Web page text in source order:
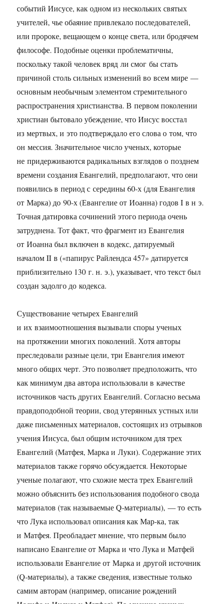
событий Иисусе, как одном из нескольких святых
учителей, чье обаяние привлекало последователей,
или пророке, вещающем о конце света, или бродячем
философе. Подобные оценки проблематичны,
поскольку такой человек вряд ли смог бы стать
причиной столь сильных изменений во всем мире —
основным необычным элементом стремительного
распространения христианства. В первом поколении
христиан бытовало убеждение, что Иисус восстал
из мертвых, и это подтверждало его слова о том, что
он мессия. Значительное число ученых, которые
не придерживаются радикальных взглядов о позднем
времени создания Евангелий, предполагают, что они
появились в период с середины60-х(для Евангелия
от Марка) до90-х(Евангелие от Иоанна) годов I в н э.
Точная датировка сочинений этого периода очень
затруднена. Тот факт, что фрагмент из Евангелия
от Иоанна был включен в кодекс, датируемый
началом II в («папирус Райлендса 457» датируется
приблизительно 130 г. н. э.), указывает, что текст был
создан задолго до кодекса.
Существование четырех Евангелий
и их взаимоотношения вызывали споры ученых
на протяжении многих поколений. Хотя авторы
преследовали разные цели, три Евангелия имеют
много общих черт. Это позволяет предположить, что
как минимум два автора использовали в качестве
источников часть других Евангелий. Согласно весьма
правдоподобной теории, свод утерянных устных или
даже письменных материалов, состоящих из отрывков
учения Иисуса, был общим источником для трех
Евангелий (Матфея, Марка и Луки). Содержание этих
материалов также горячо обсуждается. Некоторые
ученые полагают, что схожие места трех Евангелий
можно объяснить без использования подобного свода
материалов (так называемые Q-материалы), — то есть
что Лука использовал описания как Мар-ка, так
и Матфея. Преобладает мнение, что первым было
написано Евангелие от Марка и что Лука и Матфей
использовали Евангелие от Марка и другой источник
(Q-материалы), а также сведения, известные только
самим авторам (например, описание рождений